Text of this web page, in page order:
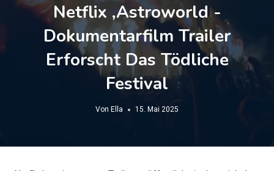
Netflix ‚Astroworld -
Dokumentarfilm Trailer
Erforscht Das Tödliche
Festival
Von Ella 15. Mai 2025